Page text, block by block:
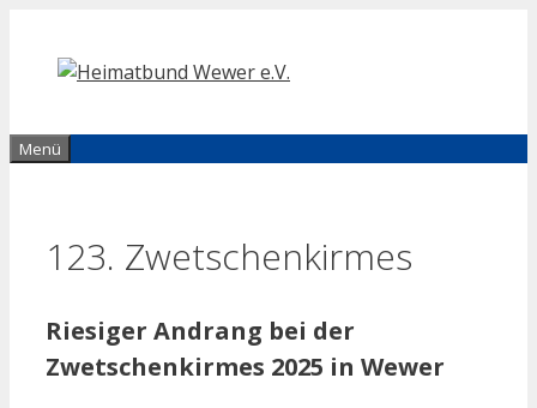
Inhalt
springen
Menü
123. Zwetschenkirmes
Riesiger Andrang bei der
Zwetschenkirmes 2025 in Wewer